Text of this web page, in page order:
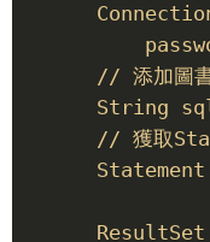
// 添加圖
String
// 獲取